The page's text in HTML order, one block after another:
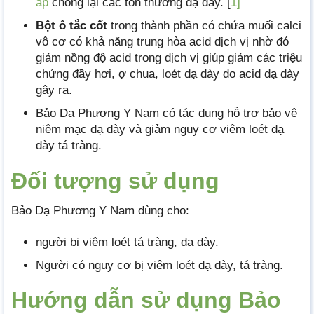
Bột ô tắc cốt trong thành phần có chứa muối calci
vô cơ có khả năng trung hòa acid dịch vị nhờ đó
giảm nồng độ acid trong dịch vị giúp giảm các triệu
chứng đầy hơi, ợ chua, loét dạ dày do acid dạ dày
gây ra.
Bảo Dạ Phương Y Nam có tác dụng hỗ trợ bảo vệ
niêm mạc dạ dày và giảm nguy cơ viêm loét dạ
dày tá tràng.
Đối tượng sử dụng
Bảo Dạ Phương Y Nam dùng cho:
người bị viêm loét tá tràng, dạ dày.
Người có nguy cơ bị viêm loét dạ dày, tá tràng.
Hướng dẫn sử dụng Bảo